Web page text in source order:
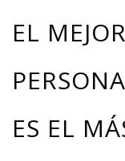
EL
ES EL